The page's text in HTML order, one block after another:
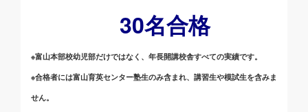
30名合格
※富山本部校幼児部だけではなく、年長開講校舎すべての実績です。
※合格者には富山育英センター塾生のみ含まれ、 講習生や模試生を含みま
せん。